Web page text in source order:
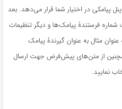
پنل پیامکی در اختیار شما قرار می‌دهد. بعد
شماره فرستندۀ پیامک‌ها و دیگر تنظیمات
مثال به عنوان گیرندۀ پیامک
همچنین از متن‌های پیش‌فرض جهت ارسال
نمایید.